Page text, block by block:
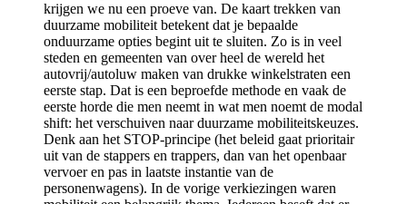
krijgen we nu een proeve van. De kaart trekken van
duurzame mobiliteit betekent dat je bepaalde
onduurzame opties begint uit te sluiten. Zo is in veel
steden en gemeenten van over heel de wereld het
autovrij/autoluw maken van drukke winkelstraten een
eerste stap. Dat is een beproefde methode en vaak de
eerste horde die men neemt in wat men noemt de modal
shift: het verschuiven naar duurzame mobiliteitskeuzes.
Denk aan het STOP-principe (het beleid gaat prioritair
uit van de stappers en trappers, dan van het openbaar
vervoer en pas in laatste instantie van de
personenwagens). In de vorige verkiezingen waren